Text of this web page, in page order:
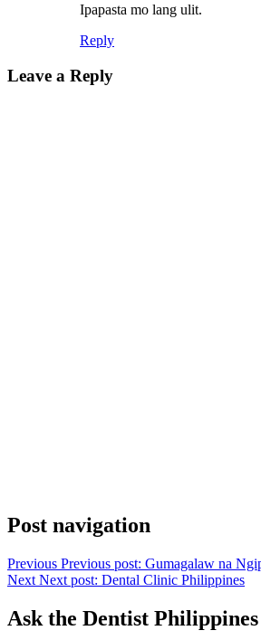
Ipapasta mo lang ulit.
Reply
Leave a Reply
Post navigation
Previous Previous post: Gumagalaw na
Next Next post: Dental Clinic Philippines
Ask the Dentist Philippines